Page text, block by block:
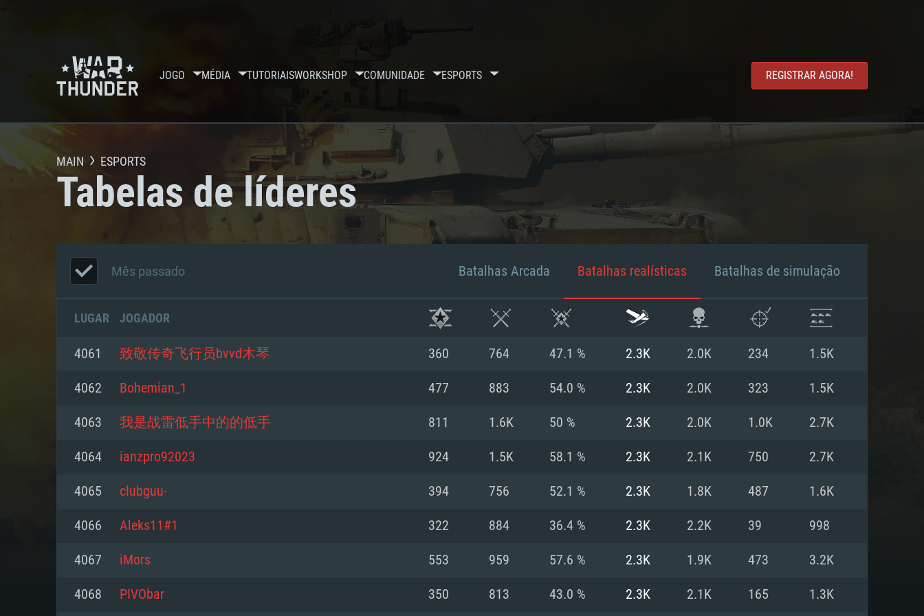
JOGO MÉDIA TUTORIAISWORKSHOP COMUNIDADE ESPORTS REGISTRAR AGORA!
REQUERIMENTOS DE SISTEMA
MAIN ESPORTS
Tabelas de líderes
Mês passado Batalhas Arcada Batalhas realísticas Batalhas de simulação
LUGAR JOGADOR
4061 致敬传奇飞行员bvvd木琴 360 764 47.1 % 2.3K 2.0K 234 1.5K
4062 Bohemian_1 477 883 54.0 % 2.3K 2.0K 323 1.5K
4063 我是战雷低手中的的低手 811 1.6K 50 % 2.3K 2.0K 1.0K 2.7K
4064 ianzpro92023 924 1.5K 58.1 % 2.3K 2.1K 750 2.7K
4065 clubguu- 394 756 52.1 % 2.3K 1.8K 487 1.6K
4066 Aleks11#1 322 884 36.4 % 2.3K 2.2K 39 998
4067 iMors 553 959 57.6 % 2.3K 1.9K 473 3.2K
4068 PIVObar 350 813 43.0 % 2.3K 2.1K 165 1.3K